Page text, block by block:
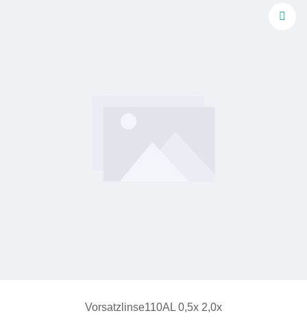
Vorsatzlinse110AL 0,5x 2,0x